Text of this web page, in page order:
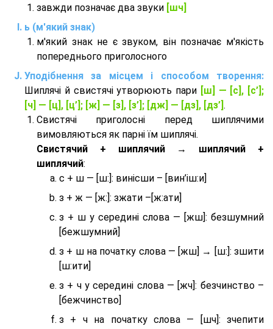
завжди позначає два звуки [шч]
ь (м'який знак)
м'який знак не є звуком, він позначає м'якість
попереднього приголосного
Уподібнення за місцем і способом творення:
Шиплячі й свистячі утворюють пари [ш] — [c], [с’];
[ч] — [ц], [ц’]; [ж] — [з], [з’]; [дж] — [дз], [дз’] .
Свистячі приголосні перед шиплячими
вимовляються як парні їм шиплячі.
Cвистячий + шиплячий → шиплячий +
шиплячий:
с + ш — [ш:]: винісши – [вин’іш:и]
з + ж — [ж:]: зжати –[ж:ати]
з + ш у середині слова — [жш]: безшумний
[бежшумний]
з + ш на початку слова — [жш] → [ш:]: зшити
[ш:ити]
з + ч у середині слова — [жч]: безчинство –
[бежчинство]
з + ч на початку слова — [шч]: зчепити